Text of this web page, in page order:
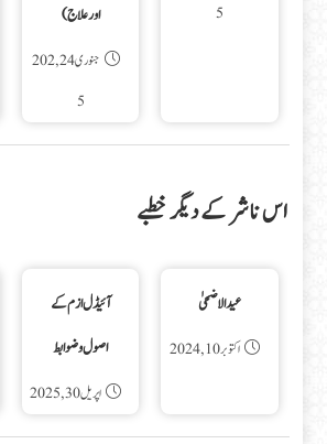
5
اورعلاج)
جنوری 24, 202
5
اس ناشر کے دیگر خطبے
عید الاضحیٰ
اکتوبر 10, 2024
آئیڈل ازم کے
اصول و ضوابط
اپریل 30, 2025